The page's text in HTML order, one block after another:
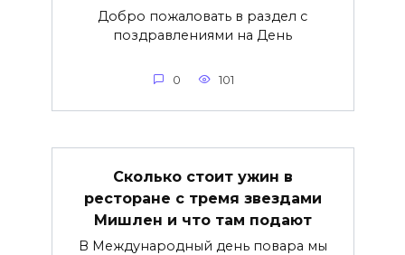
Добро пожаловать в раздел с
поздравлениями на День
0 101
Сколько стоит ужин в
ресторане с тремя звездами
Мишлен и что там подают
В Международный день повара мы